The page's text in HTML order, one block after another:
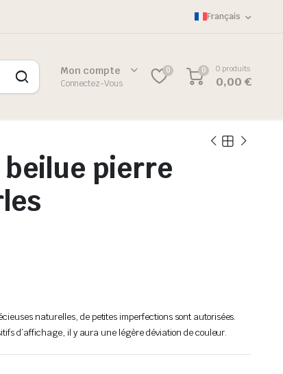
Français
Mon compte
Connectez-Vous
0 0 0 produits
0,00€
beilue pierre
naturelles, de petites imperfections sont autorisées.
d’affichage, il y aura une légère déviation de couleur.